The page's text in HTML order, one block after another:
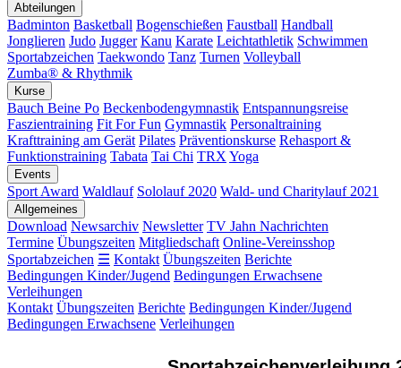
Abteilungen
Badminton Basketball Bogenschießen Faustball Handball
Jonglieren Judo Jugger Kanu Karate Leichtathletik Schwimmen
Sportabzeichen Taekwondo Tanz Turnen Volleyball
Zumba® & Rhythmik
Kurse
Bauch Beine Po Beckenbodengymnastik Entspannungsreise
Faszientraining Fit For Fun Gymnastik Personaltraining
Krafttraining am Gerät Pilates Präventionskurse Rehasport &
Funktionstraining Tabata Tai Chi TRX Yoga
Events
Sport Award Waldlauf Sololauf 2020 Wald- und Charitylauf 2021
Allgemeines
Download Newsarchiv Newsletter TV Jahn Nachrichten
Termine Übungszeiten Mitgliedschaft Online-Vereinsshop
Sportabzeichen ☰ Kontakt Übungszeiten Berichte
Bedingungen Kinder/Jugend Bedingungen Erwachsene
Verleihungen
Kontakt Übungszeiten Berichte Bedingungen Kinder/Jugend
Bedingungen Erwachsene Verleihungen